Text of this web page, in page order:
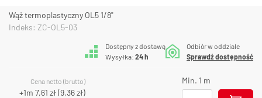
Wąż termoplastyczny OL5 1/8"
Indeks: ZC-OL5-03
Dostępny z dostawą
Wysyłka: 24 h
Odbiór w oddziale
Sprawdź dostępność
Cena netto (brutto)
+1m 7,61 zł(9,36 zł)
Min. 1 m